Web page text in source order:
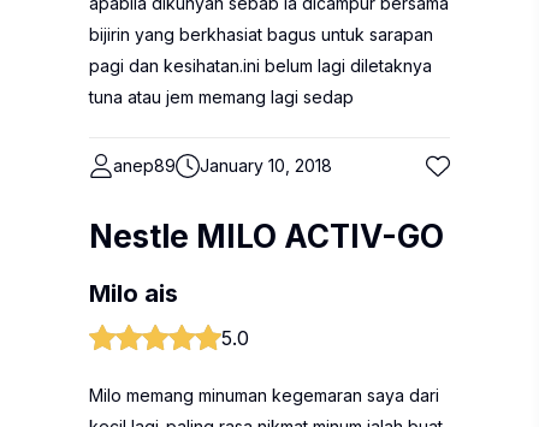
bijirin yang berkhasiat bagus untuk sarapan
pagi dan kesihatan.ini belum lagi diletaknya
tuna atau jem memang lagi sedap
anep89 January 10, 2018
Nestle MILO ACTIV-GO
Milo ais
5.0
Milo memang minuman kegemaran saya dari